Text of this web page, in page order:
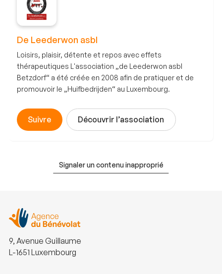
De Leederwon asbl
Loisirs, plaisir, détente et repos avec effets
thérapeutiques L'association „de Leederwon asbl
Betzdorf“ a été créée en 2008 afin de pratiquer et de
promouvoir le „Huifbedrijden“ au Luxembourg.
Suivre Découvrir l’association
Signaler un contenu inapproprié
9, Avenue Guillaume
L-1651 Luxembourg